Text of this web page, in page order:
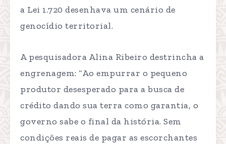
a Lei 1.720 desenhava um cenário de
genocídio territorial.
A pesquisadora Alina Ribeiro destrincha a
engrenagem: “Ao empurrar o pequeno
produtor desesperado para a busca de
crédito dando sua terra como garantia, o
governo sabe o final da história. Sem
condições reais de pagar as escorchantes